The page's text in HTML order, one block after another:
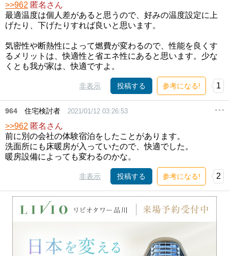
>>962 匿名さん
最適温度は個人差があると思うので、好みの温度設定に上
げたり、下げたりすれば良いと思います。
気密性や断熱性によって燃費が変わるので、性能を良くす
るメリットは、快適性と省エネ性にあると思います。少な
くとも我が家は、快適ですよ。
非表示 投稿する 参考になる! 1
964 住宅検討者 2021/01/12 03:26:53
>>962 匿名さん
前に別の会社の体験宿泊をしたことがあります。
洗面所にも床暖房が入っていたので、快適でした。
暖房設備によっても変わるのかな。
非表示 投稿する 参考になる! 2